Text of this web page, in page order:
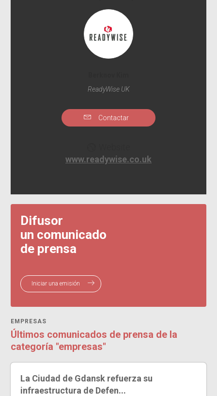
ReadyWise UK
Contactar
www.readywise.co.uk
Difusor
un comunicado
de prensa
Iniciar una emisión
EMPRESAS
Últimos comunicados de prensa de la
categoría "empresas"
La Ciudad de Gdansk refuerza su
infraestructura de Defen...